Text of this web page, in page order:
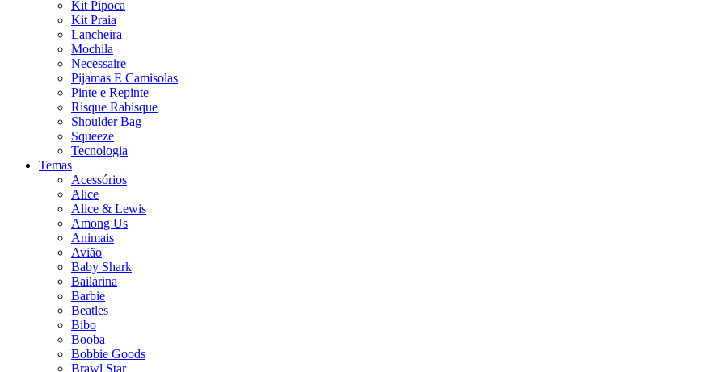
Kit Pipoca
Kit Praia
Lancheira
Mochila
Necessaire
Pijamas E Camisolas
Pinte e Repinte
Risque Rabisque
Shoulder Bag
Squeeze
Tecnologia
Temas
Acessórios
Alice
Alice & Lewis
Among Us
Animais
Avião
Baby Shark
Bailarina
Barbie
Beatles
Bibo
Booba
Bobbie Goods
Brawl Star